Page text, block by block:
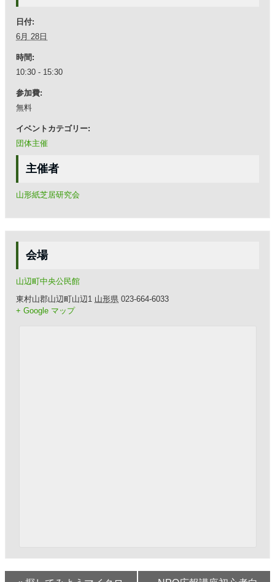
日付:
6月 28日
時間:
10:30 - 15:30
参加費:
無料
イベントカテゴリー:
団体主催
主催者
山形紙芝居研究会
会場
山辺町中央公民館
東村山郡山辺町山辺1 山形県 023-664-6033
+ Google マップ